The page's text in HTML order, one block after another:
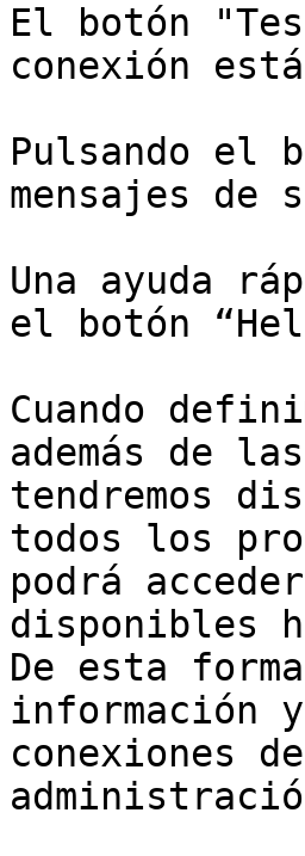
El botón
conexión
Pulsando el
mensajes de
Una ayuda
el botón
Cuando
además de
tendremos
todos los
podrá
disponibles
De esta
información
conexiones